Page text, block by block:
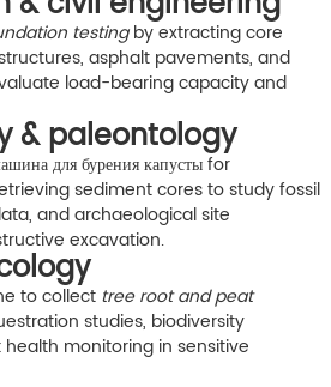
testingby extracting core
asphalt pavements, and
load-bearing capacity and
& paleontology
для бурения капусты for
sediment cores to study fossil
and archaeological site
excavation.
to collect tree root and peat
studies, biodiversity
monitoring in sensitive